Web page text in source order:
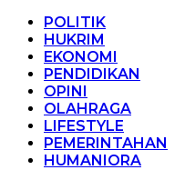
POLITIK
HUKRIM
EKONOMI
PENDIDIKAN
OPINI
OLAHRAGA
LIFESTYLE
PEMERINTAHAN
HUMANIORA